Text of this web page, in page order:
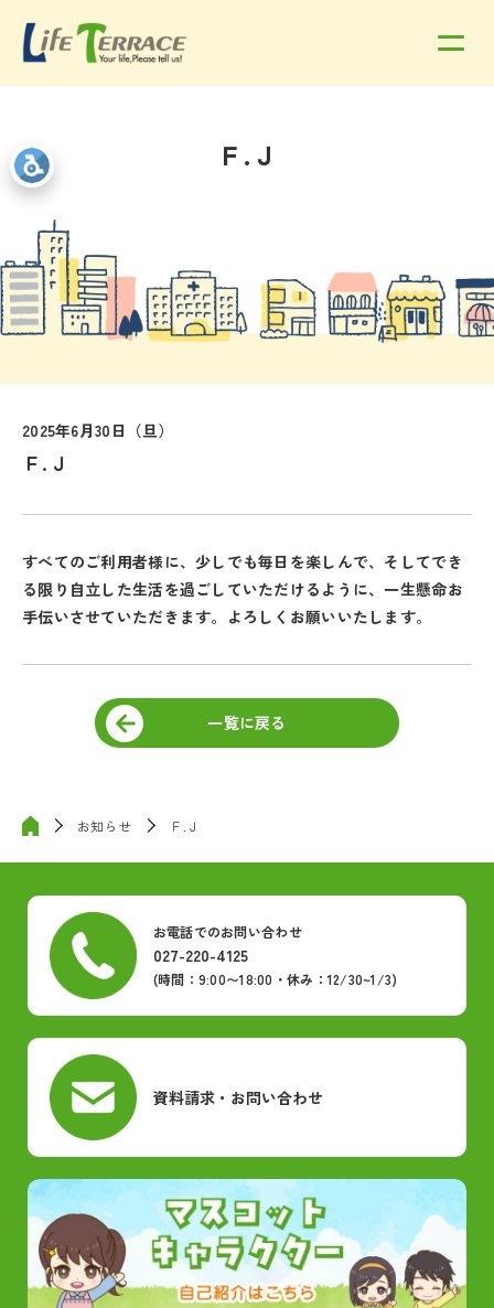
Ｆ.Ｊ
2025年6月30日（旦）
Ｆ.Ｊ
すべてのご利用者様に、少しでも毎日を楽しんで、そしてでき
る限り自立した生活を過ごしていただけるように、一生懸命お
手伝いさせていただきます。よろしくお願いいたします。
一覧に戻る
お知らせ Ｆ.Ｊ
お電話でのお問い合わせ
027-220-4125
(時間：9:00〜18:00・休み：12/30~1/3)
資料請求・お問い合わせ